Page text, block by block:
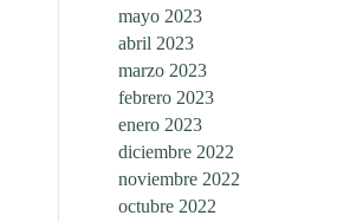
mayo 2023
abril 2023
marzo 2023
febrero 2023
enero 2023
diciembre 2022
noviembre 2022
octubre 2022